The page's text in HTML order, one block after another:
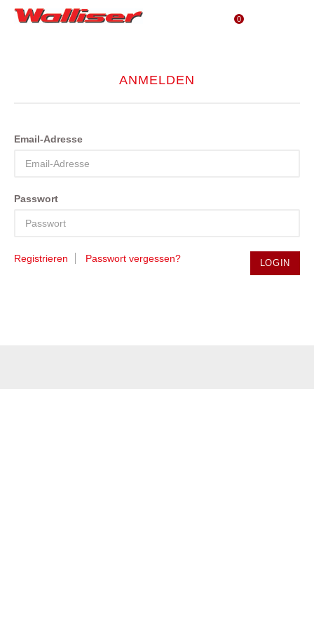
0
ANMELDEN
Email-Adresse
Passwort
Registrieren Passwort vergessen?